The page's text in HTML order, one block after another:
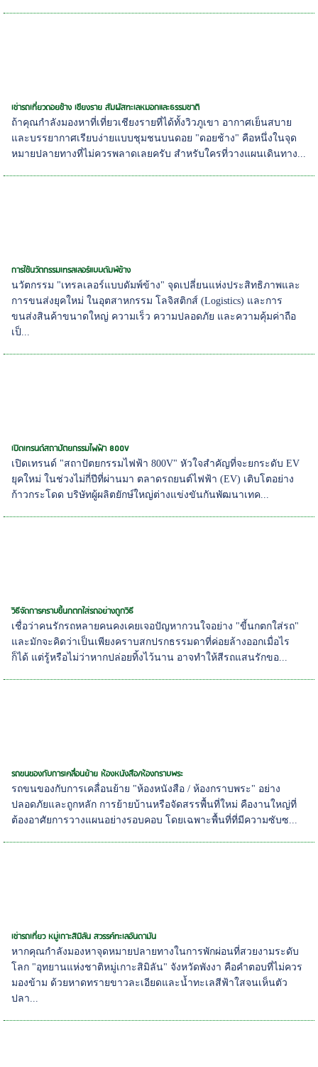
เช่ารถเที่ยวดอยช้าง เชียงราย สัมผัสทะเลหมอกและธรรมชาติ
ถ้าคุณกำลังมองหาที่เที่ยวเชียงรายที่ได้ทั้งวิวภูเขา อากาศเย็นสบาย
และบรรยากาศเรียบง่ายแบบชุมชนบนดอย "ดอยช้าง" คือหนึ่งในจุด
หมายปลายทางที่ไม่ควรพลาดเลยครับ สำหรับใครที่วางแผนเดินทาง...
การใช้นวัตกรรมเทรลเลอร์แบบดัมพ์ข้าง
นวัตกรรม "เทรลเลอร์แบบดัมพ์ข้าง" จุดเปลี่ยนแห่งประสิทธิภาพและ
การขนส่งยุคใหม่ ในอุตสาหกรรม โลจิสติกส์ (Logistics) และการ
ขนส่งสินค้าขนาดใหญ่ ความเร็ว ความปลอดภัย และความคุ้มค่าถือ
เป็...
เปิดเทรนด์สถาปัตยกรรมไฟฟ้า 800V
เปิดเทรนด์ "สถาปัตยกรรมไฟฟ้า 800V" หัวใจสำคัญที่จะยกระดับ EV
ยุคใหม่ ในช่วงไม่กี่ปีที่ผ่านมา ตลาดรถยนต์ไฟฟ้า (EV) เติบโตอย่าง
ก้าวกระโดด บริษัทผู้ผลิตยักษ์ใหญ่ต่างแข่งขันกันพัฒนาเทค...
วิธีจัดการคราบขี้นกตกใส่รถอย่างถูกวิธี
เชื่อว่าคนรักรถหลายคนคงเคยเจอปัญหากวนใจอย่าง "ขี้นกตกใส่รถ"
และมักจะคิดว่าเป็นเพียงคราบสกปรกธรรมดาที่ค่อยล้างออกเมื่อไร
ก็ได้ แต่รู้หรือไม่ว่าหากปล่อยทิ้งไว้นาน อาจทำให้สีรถแสนรักขอ...
รถขนของกับการเคลื่อนย้าย ห้องหนังสือ/ห้องกราบพระ
รถขนของกับการเคลื่อนย้าย "ห้องหนังสือ / ห้องกราบพระ" อย่าง
ปลอดภัยและถูกหลัก การย้ายบ้านหรือจัดสรรพื้นที่ใหม่ คืองานใหญ่ที่
ต้องอาศัยการวางแผนอย่างรอบคอบ โดยเฉพาะพื้นที่ที่มีความซับซ...
เช่ารถเที่ยว หมู่เกาะสิมิลัน สวรรค์ทะเลอันดามัน
หากคุณกำลังมองหาจุดหมายปลายทางในการพักผ่อนที่สวยงามระดับ
โลก "อุทยานแห่งชาติหมู่เกาะสิมิลัน" จังหวัดพังงา คือคำตอบที่ไม่ควร
มองข้าม ด้วยหาดทรายขาวละเอียดและน้ำทะเลสีฟ้าใสจนเห็นตัว
ปลา...